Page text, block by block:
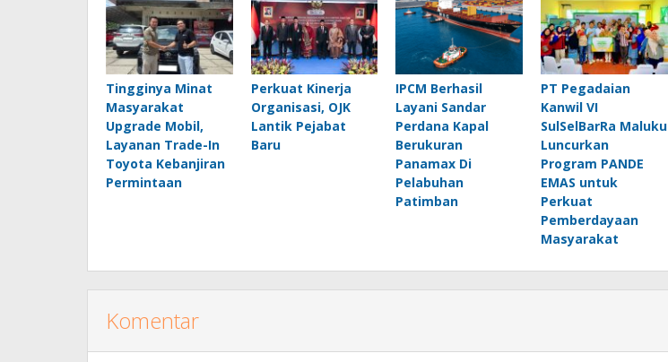
Tingginya Minat
Masyarakat
Upgrade Mobil,
Layanan Trade-In
Toyota Kebanjiran
Permintaan
Perkuat Kinerja
Organisasi, OJK
Lantik Pejabat
Baru
IPCM Berhasil
Layani Sandar
Perdana Kapal
Berukuran
Panamax Di
Pelabuhan
Patimban
PT Pegadaian
Kanwil VI
SulSelBarRa Maluku
Luncurkan
Program PANDE
EMAS untuk
Perkuat
Pemberdayaan
Masyarakat
Komentar